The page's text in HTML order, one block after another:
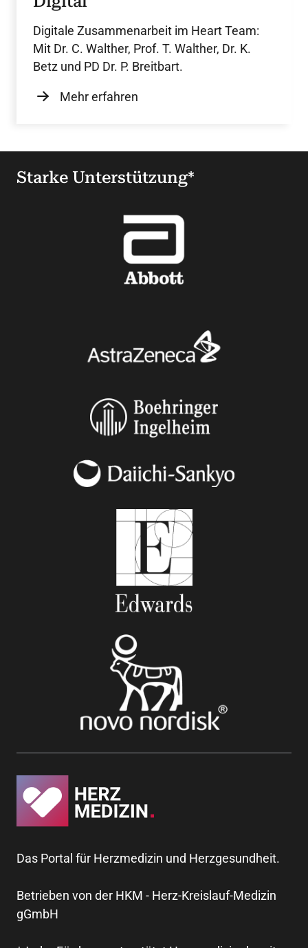
Digitale Zusammenarbeit im Heart Team:
Mit Dr. C. Walther, Prof. T. Walther, Dr. K.
Betz und PD Dr. P. Breitbart.
Mehr erfahren
Starke Unterstützung*
Das Portal für Herzmedizin und Herzgesundheit.
Betrieben von der HKM - Herz-Kreislauf-Medizin
gGmbH